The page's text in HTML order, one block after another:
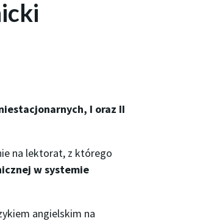
I oraz II
na lektorat, z którego
w systemie
angielskim na